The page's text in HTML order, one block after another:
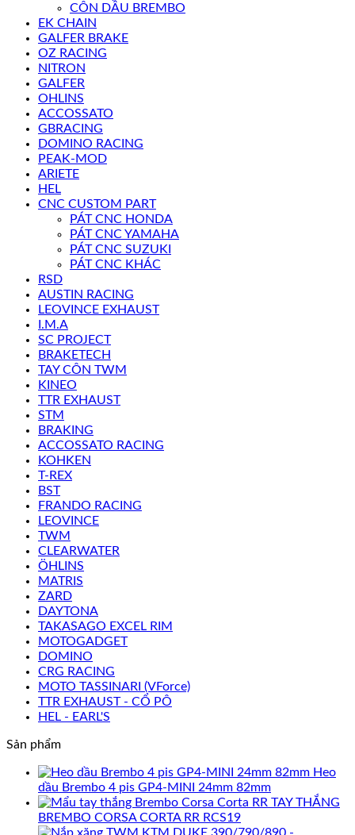
CÔN DẦU BREMBO
EK CHAIN
GALFER BRAKE
OZ RACING
NITRON
GALFER
OHLINS
ACCOSSATO
GBRACING
DOMINO RACING
PEAK-MOD
ARIETE
HEL
CNC CUSTOM PART
PÁT CNC HONDA
PÁT CNC YAMAHA
PÁT CNC SUZUKI
PÁT CNC KHÁC
RSD
AUSTIN RACING
LEOVINCE EXHAUST
I.M.A
SC PROJECT
BRAKETECH
TAY CÔN TWM
KINEO
TTR EXHAUST
STM
BRAKING
ACCOSSATO RACING
KOHKEN
T-REX
BST
FRANDO RACING
LEOVINCE
TWM
CLEARWATER
ÖHLINS
MATRIS
ZARD
DAYTONA
TAKASAGO EXCEL RIM
MOTOGADGET
DOMINO
CRG RACING
MOTO TASSINARI (VForce)
TTR EXHAUST - CỔ PÔ
HEL - EARL'S
Sản phẩm
Heo
dầu Brembo 4 pis GP4-MINI 24mm 82mm
TAY THẮNG
BREMBO CORSA CORTA RR RCS19